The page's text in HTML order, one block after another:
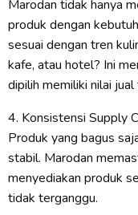
Marodan tidak hanya
produk dengan
sesuai dengan tren
kafe, atau hotel? Ini
dipilih memiliki nilai jual
4. Konsistensi Supply
Produk yang bagus
stabil. Marodan
menyediakan produk
tidak terganggu.